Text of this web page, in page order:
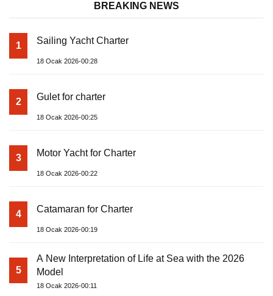
BREAKING NEWS
1 Sailing Yacht Charter
18 Ocak 2026-00:28
2 Gulet for charter
18 Ocak 2026-00:25
3 Motor Yacht for Charter
18 Ocak 2026-00:22
4 Catamaran for Charter
18 Ocak 2026-00:19
5
A New Interpretation of Life at Sea with the 2026
Model
18 Ocak 2026-00:11